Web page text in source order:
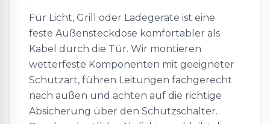
Für Licht, Grill oder Ladegeräte ist eine
feste Außensteckdose komfortabler als
Kabel durch die Tür. Wir montieren
wetterfeste Komponenten mit geeigneter
Schutzart, führen Leitungen fachgerecht
nach außen und achten auf die richtige
Absicherung über den Schutzschalter.